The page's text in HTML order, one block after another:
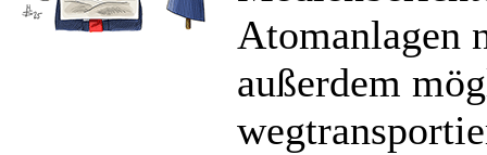
Atomanlagen
außerdem